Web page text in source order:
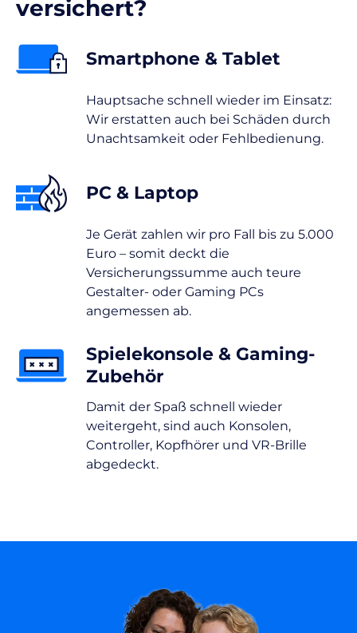
versichert?
Smartphone & Tablet
Hauptsache schnell wieder im Einsatz:
Wir erstatten auch bei Schäden durch
Unachtsamkeit oder Fehlbedienung.
PC & Laptop
Je Gerät zahlen wir pro Fall bis zu 5.000
Euro – somit deckt die
Versicherungssumme auch teure
Gestalter- oder Gaming PCs
angemessen ab.
Spielekonsole & Gaming-
Zubehör
Damit der Spaß schnell wieder
weitergeht, sind auch Konsolen,
Controller, Kopfhörer und VR-Brille
abgedeckt.